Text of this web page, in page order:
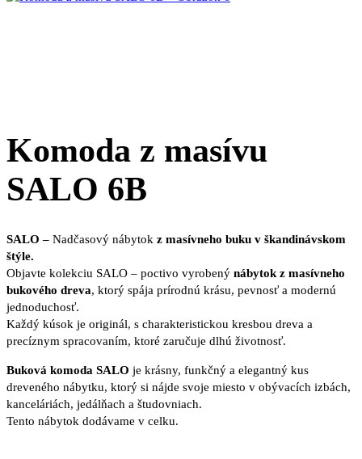
Komoda z masívu
SALO 6B
SALO – Nadčasový nábytok z masívneho buku v škandinávskom
štýle.
Objavte kolekciu SALO – poctivo vyrobený nábytok z masívneho
bukového dreva, ktorý spája prírodnú krásu, pevnosť a modernú
jednoduchosť.
Každý kúsok je originál, s charakteristickou kresbou dreva a
precíznym spracovaním, ktoré zaručuje dlhú životnosť.
Buková komoda SALO je krásny, funkčný a elegantný kus
dreveného nábytku, ktorý si nájde svoje miesto v obývacích izbách,
kanceláriách, jedálňach a študovniach.
Tento nábytok dodávame v celku.